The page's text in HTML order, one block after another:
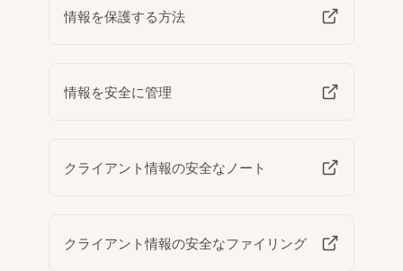
情報を保護する方法
情報を安全に管理
クライアント情報の安全なノート
クライアント情報の安全なファイリング